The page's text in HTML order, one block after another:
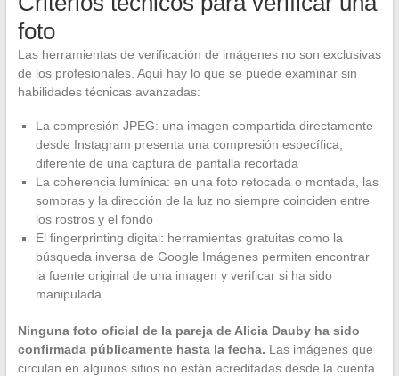
foto
Las herramientas de verificación de imágenes no son exclusivas
de los profesionales. Aquí hay lo que se puede examinar sin
habilidades técnicas avanzadas:
La compresión JPEG: una imagen compartida directamente
desde Instagram presenta una compresión específica,
diferente de una captura de pantalla recortada
La coherencia lumínica: en una foto retocada o montada, las
sombras y la dirección de la luz no siempre coinciden entre
los rostros y el fondo
El fingerprinting digital: herramientas gratuitas como la
búsqueda inversa de Google Imágenes permiten encontrar
la fuente original de una imagen y verificar si ha sido
manipulada
Ninguna foto oficial de la pareja de Alicia Dauby ha sido
confirmada públicamente hasta la fecha. Las imágenes que
circulan en algunos sitios no están acreditadas desde la cuenta